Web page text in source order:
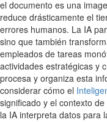
el documento es una
reduce drásticamente el
errores humanos. La IA
sino que también
empleados de tareas
actividades estratégicas y
procesa y organiza esta
considerar cómo el
significado y el contexto
la IA interpreta datos para